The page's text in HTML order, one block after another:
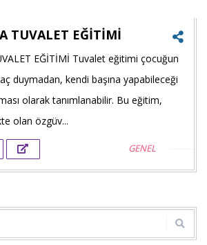
TUVALET EĞİTİMİ
+'ta
EĞİTİMİ Tuvalet eğitimi çocuğun
duymadan, kendi başına yapabileceği
olarak tanımlanabilir. Bu eğitim,
olan özgüv...
GENEL